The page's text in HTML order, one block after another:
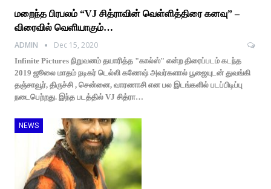
மறைந்த பிரபலம் “VJ சித்ராவின் வெள்ளித்திரை கனவு” –
விரைவில் வெளியாகும்…
ADMIN
Dec 15, 2020
Infinite Pictures நிறுவனம் தயாரித்த "கால்ஸ்" என்ற திரைப்படம் கடந்த
2019 ஜூலை மாதம் நடிகர் டெல்லி கணேஷ் அவர்களால் பூஜையுடன் துவங்கி
தஞ்சாவூர், திருச்சி , சென்னை, வாரணாசி என பல இடங்களில் படப்பிடிப்பு
நடைபெற்றது. இந்த படத்தில் VJ சித்ரா…
NEWS